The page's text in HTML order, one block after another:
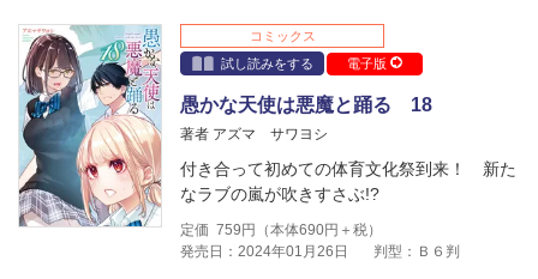
コミックス
試し読みをする
電子版
愚かな天使は悪魔と踊る 18
著者 アズマ サワヨシ
付き合って初めての体育文化祭到来！ 新た
なラブの嵐が吹きすさぶ!?
定価 759 円（本体690円＋税）
発売日：2024年01月26日
判型：Ｂ６判